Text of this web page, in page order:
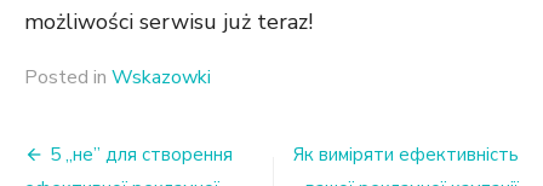
możliwości serwisu już teraz!
Posted in Wskazowki
Nawigacja
5 „не” для створення
Як виміряти ефективність